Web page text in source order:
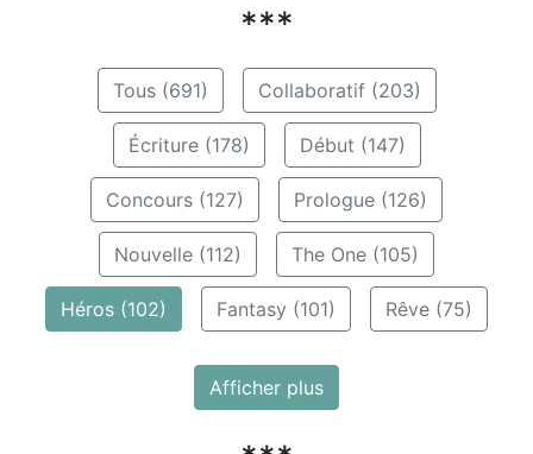
***
Tous (691) Collaboratif (203)
Écriture (178) Début (147)
Concours (127) Prologue (126)
Nouvelle (112) The One (105)
Héros (102) Fantasy (101) Rêve (75)
Afficher plus